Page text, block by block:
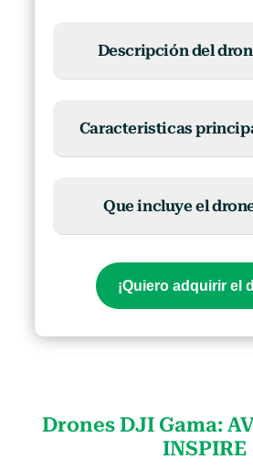
Descripción del
Caracteristicas
Que incluye el
¡Quiero adquirir el
Drones DJI Gama:
INSPIRE